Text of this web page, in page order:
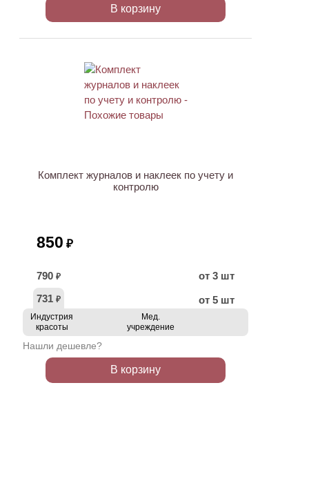
В корзину
Комплект журналов и наклеек по учету и
контролю
850 ₽
790 ₽
от 3 шт
731 ₽ от 5 шт
Индустрия
красоты
Мед.
учреждение
Нашли дешевле?
В корзину